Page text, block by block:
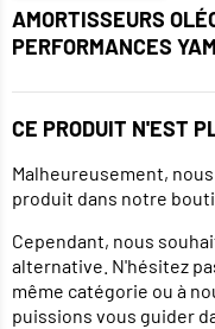
AMORTISSEURS
PERFORMANCES
CE PRODUIT N'EST
Malheureusement,
produit dans notre
Cependant, nous
alternative. N'hésitez
même catégorie ou à
puissions vous guider